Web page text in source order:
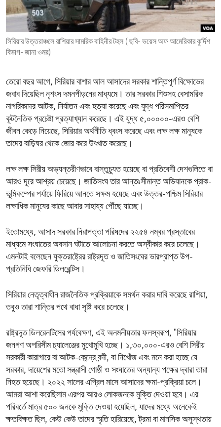
ENVIRONMENT AND HEALTH
IDEALS AND INSTITUTIONS
সিরিয়ার উত্তরাঞ্চলে রাশিয়ার সামরিক বাহিনীর টহল ( ছবি- ভয়েস অফ আমেরিকার কুর্দিশ
বিভাগ- জানা ওমর)
তেরো বছর আগে, সিরিয়ার বাশার আল আসাদের সরকার শান্তিপূর্ণ বিক্ষোভের
জবাব দিয়েছিল নৃশংস দমনপীড়নের মাধ্যমে। তার সরকার শিশুসহ বেসামরিক
নাগরিকদের আটক, নির্যাতন এবং হত্যা করেছে এবং যুদ্ধ পরিসমাপ্তির
কূটনৈতিক প্রচেষ্টা প্রত্যাখ্যান করেছে। এই যুদ্ধ ৫,০০০০০-এরও বেশি
জীবন কেড়ে নিয়েছে, সিরিয়ার অর্থনীতি ধ্বংস করেছে এবং লক্ষ লক্ষ মানুষকে
তাদের বাড়িঘর থেকে জোর করে উৎখাত করেছে।
লক্ষ লক্ষ সিরীয় অভ্যন্তরীণভাবে বাস্তুচ্যুত হয়েছে বা প্রতিবেশী দেশগুলিতে বা
আরও দূরে আশ্রয় চেয়েছে। জাতিসংঘ তার আন্তঃসীমান্ত অভিযানকে প্রাক-
ভূমিকম্পের পর্যায়ে ফিরিয়ে আনতে সক্ষম হয়েছে এবং উত্তর-পশ্চিম সিরিয়ার
লক্ষাধিক মানুষের কাছে আবার সাহায্য পৌঁছে যাচ্ছে।
ইতোমধ্যে, আসাদ সরকার নিরাপত্তা পরিষদের ২২৫৪ নম্বর প্রস্তাবের
মাধ্যমে সংঘাতের অবসান ঘটাতে আলোচনা করতে অস্বীকার করে চলেছে।
এমনটাই বলেছেন যুক্তরাষ্ট্রের রাষ্ট্রদূত ও জাতিসংঘের ভারপ্রাপ্ত উপ-
প্রতিনিধি জেফরি ডিলরেন্টিস।
সিরিয়ার নেতৃত্বাধীন রাজনৈতিক প্রক্রিয়াকে সমর্থন করার দাবি করেছে রাশিয়া,
তবুও তারা শান্তির পথে বাধা সৃষ্টি করে চলেছে।
রাষ্ট্রদূত ডিলরেনটিসের পর্যবেক্ষণ, এই অনমনীয়তার ফলস্বরূপ, "সিরিয়ার
জনগণ অপরিসীম চ্যালেঞ্জের মুখোমুখি হচ্ছে। ১,৩০,০০০-এরও বেশি সিরীয়
সরকারী কারাগারে বা আটক-কেন্দ্রে বন্দী, বা নিখোঁজ এবং মনে করা হচ্ছে যে
সরকার, দায়েশের মতো সন্ত্রাসী গোষ্ঠী ও সংঘাতের অন্যান্য পক্ষের দ্বারা তারা
নিহত হয়েছে। ২০২২ সালের এপ্রিল মাসে আসাদের ক্ষমা-প্রক্রিয়া চলে।
আমরা আশা করেছিলাম এরপর আরও লোকজনকে মুক্তি দেওয়া হবে। এর
পরিবর্তে মাত্র ৫০০ জনকে মুক্তি দেওয়া হয়েছিল, যাদের মধ্যে অনেকেই
ক্ষতবিক্ষত ছিল, কেউ কেউ তাদের স্মৃতি হারিয়েছে, ট্রমা বা মানসিক অসুস্থতায়